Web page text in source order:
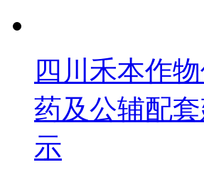
四川禾本作
药及公辅配
示